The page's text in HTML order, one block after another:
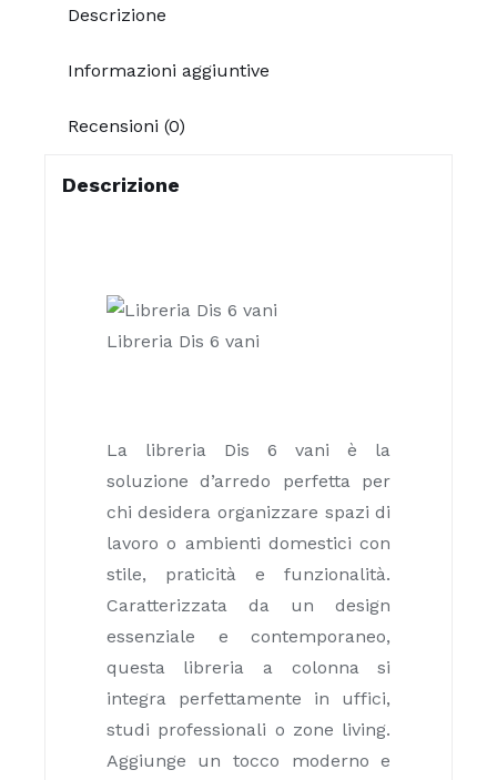
Descrizione
Informazioni aggiuntive
Recensioni (0)
Descrizione
Libreria Dis 6 vani
La libreria Dis 6 vani è la
soluzione d’arredo perfetta per
chi desidera organizzare spazi di
lavoro o ambienti domestici con
stile, praticità e funzionalità.
Caratterizzata da un design
essenziale e contemporaneo,
questa libreria a colonna si
integra perfettamente in uffici,
studi professionali o zone living.
Aggiunge un tocco moderno e